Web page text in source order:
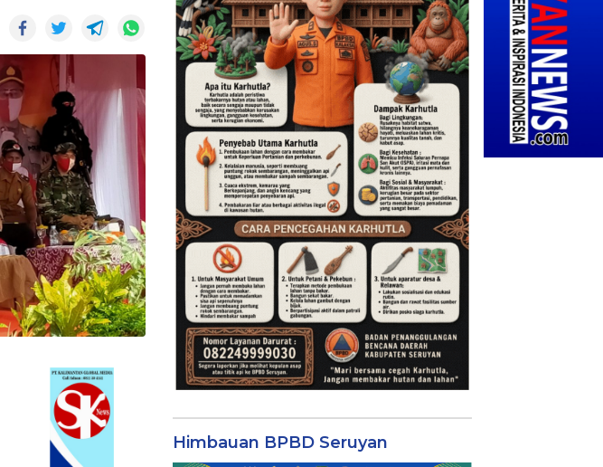
Himbauan BPBD Seruyan